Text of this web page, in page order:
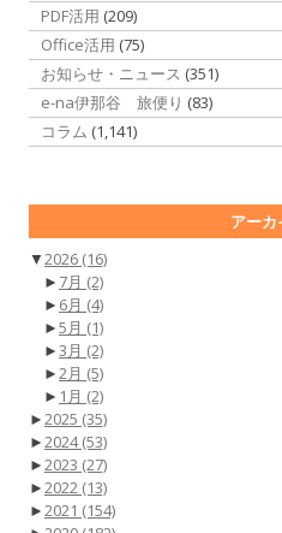
PDF活用 (209)
Office活用 (75)
お知らせ・ニュース (351)
e-na伊那谷 旅便り (83)
コラム (1,141)
アーカ
▼2026 (16)
► 7月 (2)
► 6月 (4)
►5月 (1)
►3月 (2)
►2月 (5)
► 1月 (2)
►2025 (35)
►2024(53)
►2023 (27)
►2022 (13)
►2021 (154)